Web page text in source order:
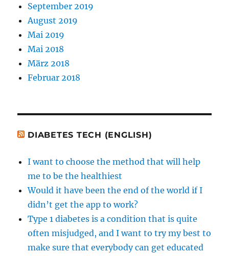
September 2019
August 2019
Mai 2019
Mai 2018
März 2018
Februar 2018
DIABETES TECH (ENGLISH)
I want to choose the method that will help
me to be the healthiest
Would it have been the end of the world if I
didn’t get the app to work?
Type 1 diabetes is a condition that is quite
often misjudged, and I want to try my best to
make sure that everybody can get educated